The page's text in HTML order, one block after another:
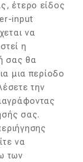
έτερο είδος
input
να
η
σας θα
μια περίοδο
την
σας.
να
των